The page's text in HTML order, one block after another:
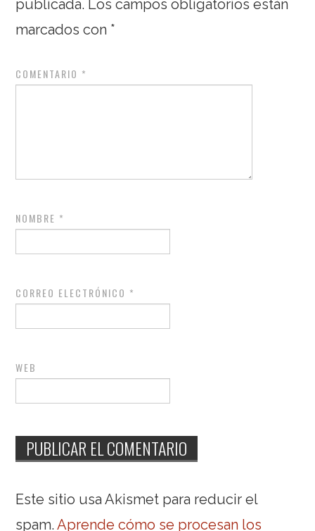
publicada. Los campos obligatorios están
marcados con *
COMENTARIO *
NOMBRE *
CORREO ELECTRÓNICO *
WEB
Este sitio usa Akismet para reducir el
spam.Aprende cómo se procesan los